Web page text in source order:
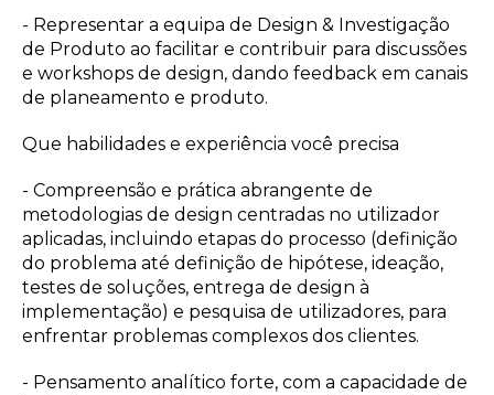
- Representar a equipa de Design & Investigação
de Produto ao facilitar e contribuir para discussões
e workshops de design, dando feedback em canais
de planeamento e produto.
Que habilidades e experiência você precisa
- Compreensão e prática abrangente de
metodologias de design centradas no utilizador
aplicadas, incluindo etapas do processo (definição
do problema até definição de hipótese, ideação,
testes de soluções, entrega de design à
implementação) e pesquisa de utilizadores, para
enfrentar problemas complexos dos clientes.
- Pensamento analítico forte, com a capacidade de